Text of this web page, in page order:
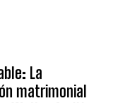
La
matrimonial